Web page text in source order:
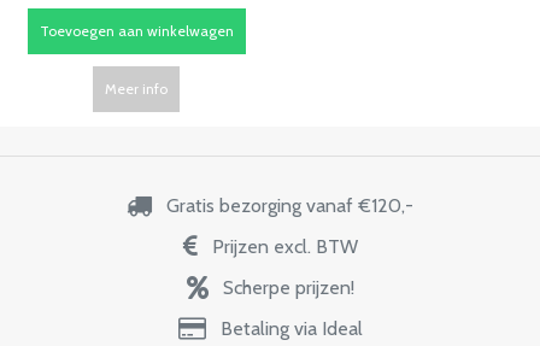
Toevoegen aan winkelwagen
Meer info
Gratis bezorging vanaf €120,-
Prijzen excl. BTW
Scherpe prijzen!
Betaling via Ideal